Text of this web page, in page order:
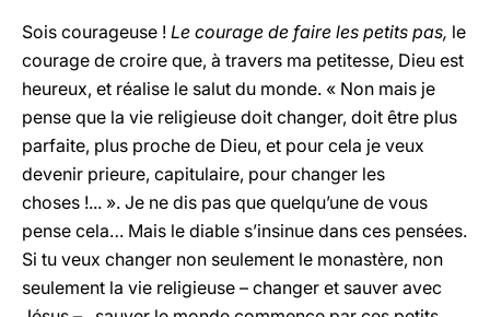
Sois courageuse ! Le courage de faire les petits pas, le
courage de croire que, à travers ma petitesse, Dieu est
heureux, et réalise le salut du monde. « Non mais je
pense que la vie religieuse doit changer, doit être plus
parfaite, plus proche de Dieu, et pour cela je veux
devenir prieure, capitulaire, pour changer les
choses !... ». Je ne dis pas que quelqu’une de vous
pense cela… Mais le diable s’insinue dans ces pensées.
Si tu veux changer non seulement le monastère, non
seulement la vie religieuse – changer et sauver avec